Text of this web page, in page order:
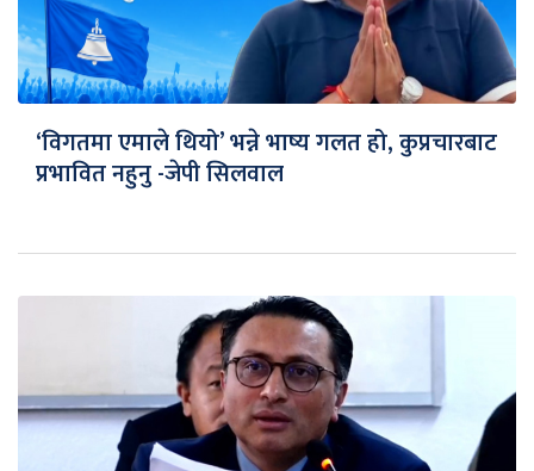
‘विगतमा एमाले थियो’ भन्ने भाष्य गलत हो, कुप्रचारबाट
प्रभावित नहुनु -जेपी सिलवाल